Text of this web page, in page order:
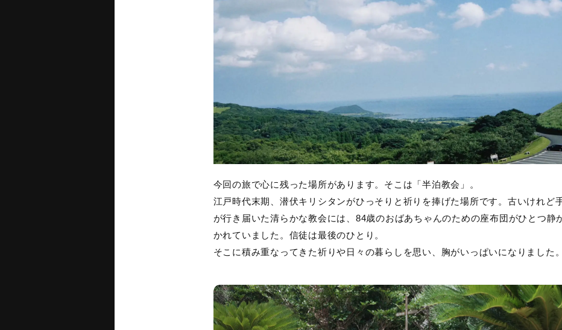
今回の旅で心に残った場所があります。そこは「半泊教会」。
江戸時代末期、潜伏キリシタンがひっそりと祈りを捧げた場所です。古いけれど
が行き届いた清らかな教会には、84歳のおばあちゃんのための座布団がひとつ静
かれていました。信徒は最後のひとり。
そこに積み重なってきた祈りや日々の暮らしを思い、胸がいっぱいになりました。